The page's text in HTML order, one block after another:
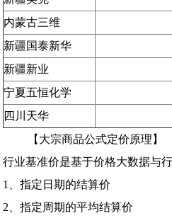
内蒙古三维
新疆国泰新华
新疆新业
宁夏五恒化学
四川天华
【大宗商品公式定价原理】
行业基准价是基于价格大数据与
1、指定日期的结算价
2、指定周期的平均结算价